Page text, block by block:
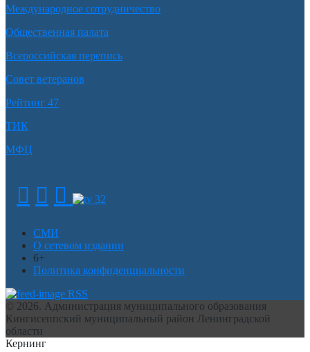
Международное сотрудничество
Общественная палата
Всероссийская перепись
Совет ветеранов
Рейтинг 47
ТИК
МФЦ
СМИ
О сетевом издании
6+
Политика конфиденциальности
RSS
© 2026. Администрация муниципального образования
Кингисеппский муниципальный район Ленинградской
области
Кернинг